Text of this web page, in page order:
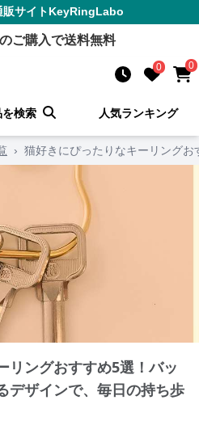
サイトKeyRingLabo
ご購入で送料無料
0 0
を検索 人気ランキング
› 猫好きにぴったりなキーリング
リングおすすめ5選！バッ
デザインで、毎日の持ち歩